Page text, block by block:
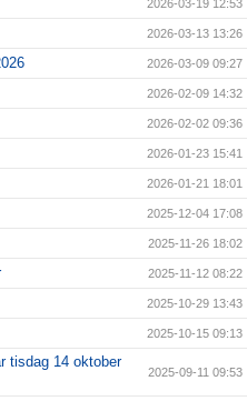
2026-03-19 12:53
2026-03-13 13:26
2026-03-09 09:27
2026-02-09 14:32
2026-02-02 09:36
2026-01-23 15:41
2026-01-21 18:01
2025-12-04 17:08
2025-11-26 18:02
2025-11-12 08:22
2025-10-29 13:43
2025-10-15 09:13
tisdag 14 oktober
2025-09-11 09:53